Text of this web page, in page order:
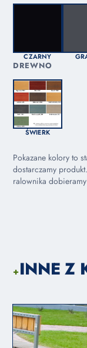
CZARNY
DREWNO
ŚWIERK
Pokazane kolory to
dostarczamy
ralownika
+INNE Z